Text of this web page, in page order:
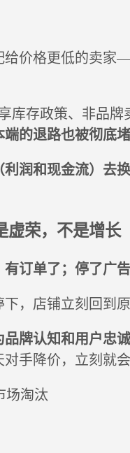
给价格更低的卖
库存政策、非品
的退路也被彻底
润和现金流） 去换
荣，不是增长
订单了；停了广
，店铺立刻回到原
牌认知和用户忠
手降价，立刻就会
场淘汰